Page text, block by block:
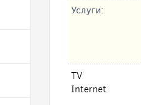
Услуги:
TV
Internet